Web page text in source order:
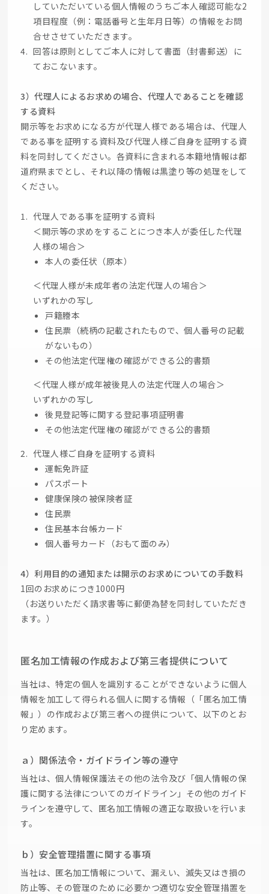
していただいている個人情報のうちご本人確認可能な2
項目程度（例：電話番号と生年月日等）の情報をお問
合せさせていただきます。
回答は原則としてご本人に対して書面（封書郵送）に
ておこないます。
3）代理人によるお求めの場合、代理人であることを確認
する資料
開示等をお求めになる方が代理人様である場合は、代理人
である事を証明する資料及び代理人様ご自身を証明する資
料を同封してください。各資料に含まれる本籍地情報は都
道府県までとし、それ以降の情報は黒塗り等の処理をして
ください。
代理人である事を証明する資料
＜開示等の求めをすることにつき本人が委任した代理
人様の場合＞
本人の委任状（原本）
＜代理人様が未成年者の法定代理人の場合＞
いずれかの写し
戸籍謄本
住民票（続柄の記載されたもので、個人番号の記載
がないもの）
その他法定代理権の確認ができる公的書類
＜代理人様が成年被後見人の法定代理人の場合＞
いずれかの写し
後見登記等に関する登記事項証明書
その他法定代理権の確認ができる公的書類
代理人様ご自身を証明する資料
運転免許証
パスポート
健康保険の被保険者証
住民票
住民基本台帳カード
個人番号カード（おもて面のみ）
4）利用目的の通知または開示のお求めについての手数料
1回のお求めにつき1000円
（お送りいただく請求書等に郵便為替を同封していただき
ます。）
匿名加工情報の作成および第三者提供について
当社は、特定の個人を識別することができないように個人
情報を加工して得られる個人に関する情報（「匿名加工情
報」）の作成および第三者への提供について、以下のとお
り定めます。
ａ）関係法令・ガイドライン等の遵守
当社は、個人情報保護法その他の法令及び「個人情報の保
護に関する法律についてのガイドライン」その他のガイド
ラインを遵守して、匿名加工情報の適正な取扱いを行いま
す。
ｂ）安全管理措置に関する事項
当社は、匿名加工情報について、漏えい、滅失又はき損の
防止等、その管理のために必要かつ適切な安全管理措置を